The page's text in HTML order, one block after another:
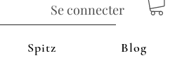
Se connecter
Spitz Blog